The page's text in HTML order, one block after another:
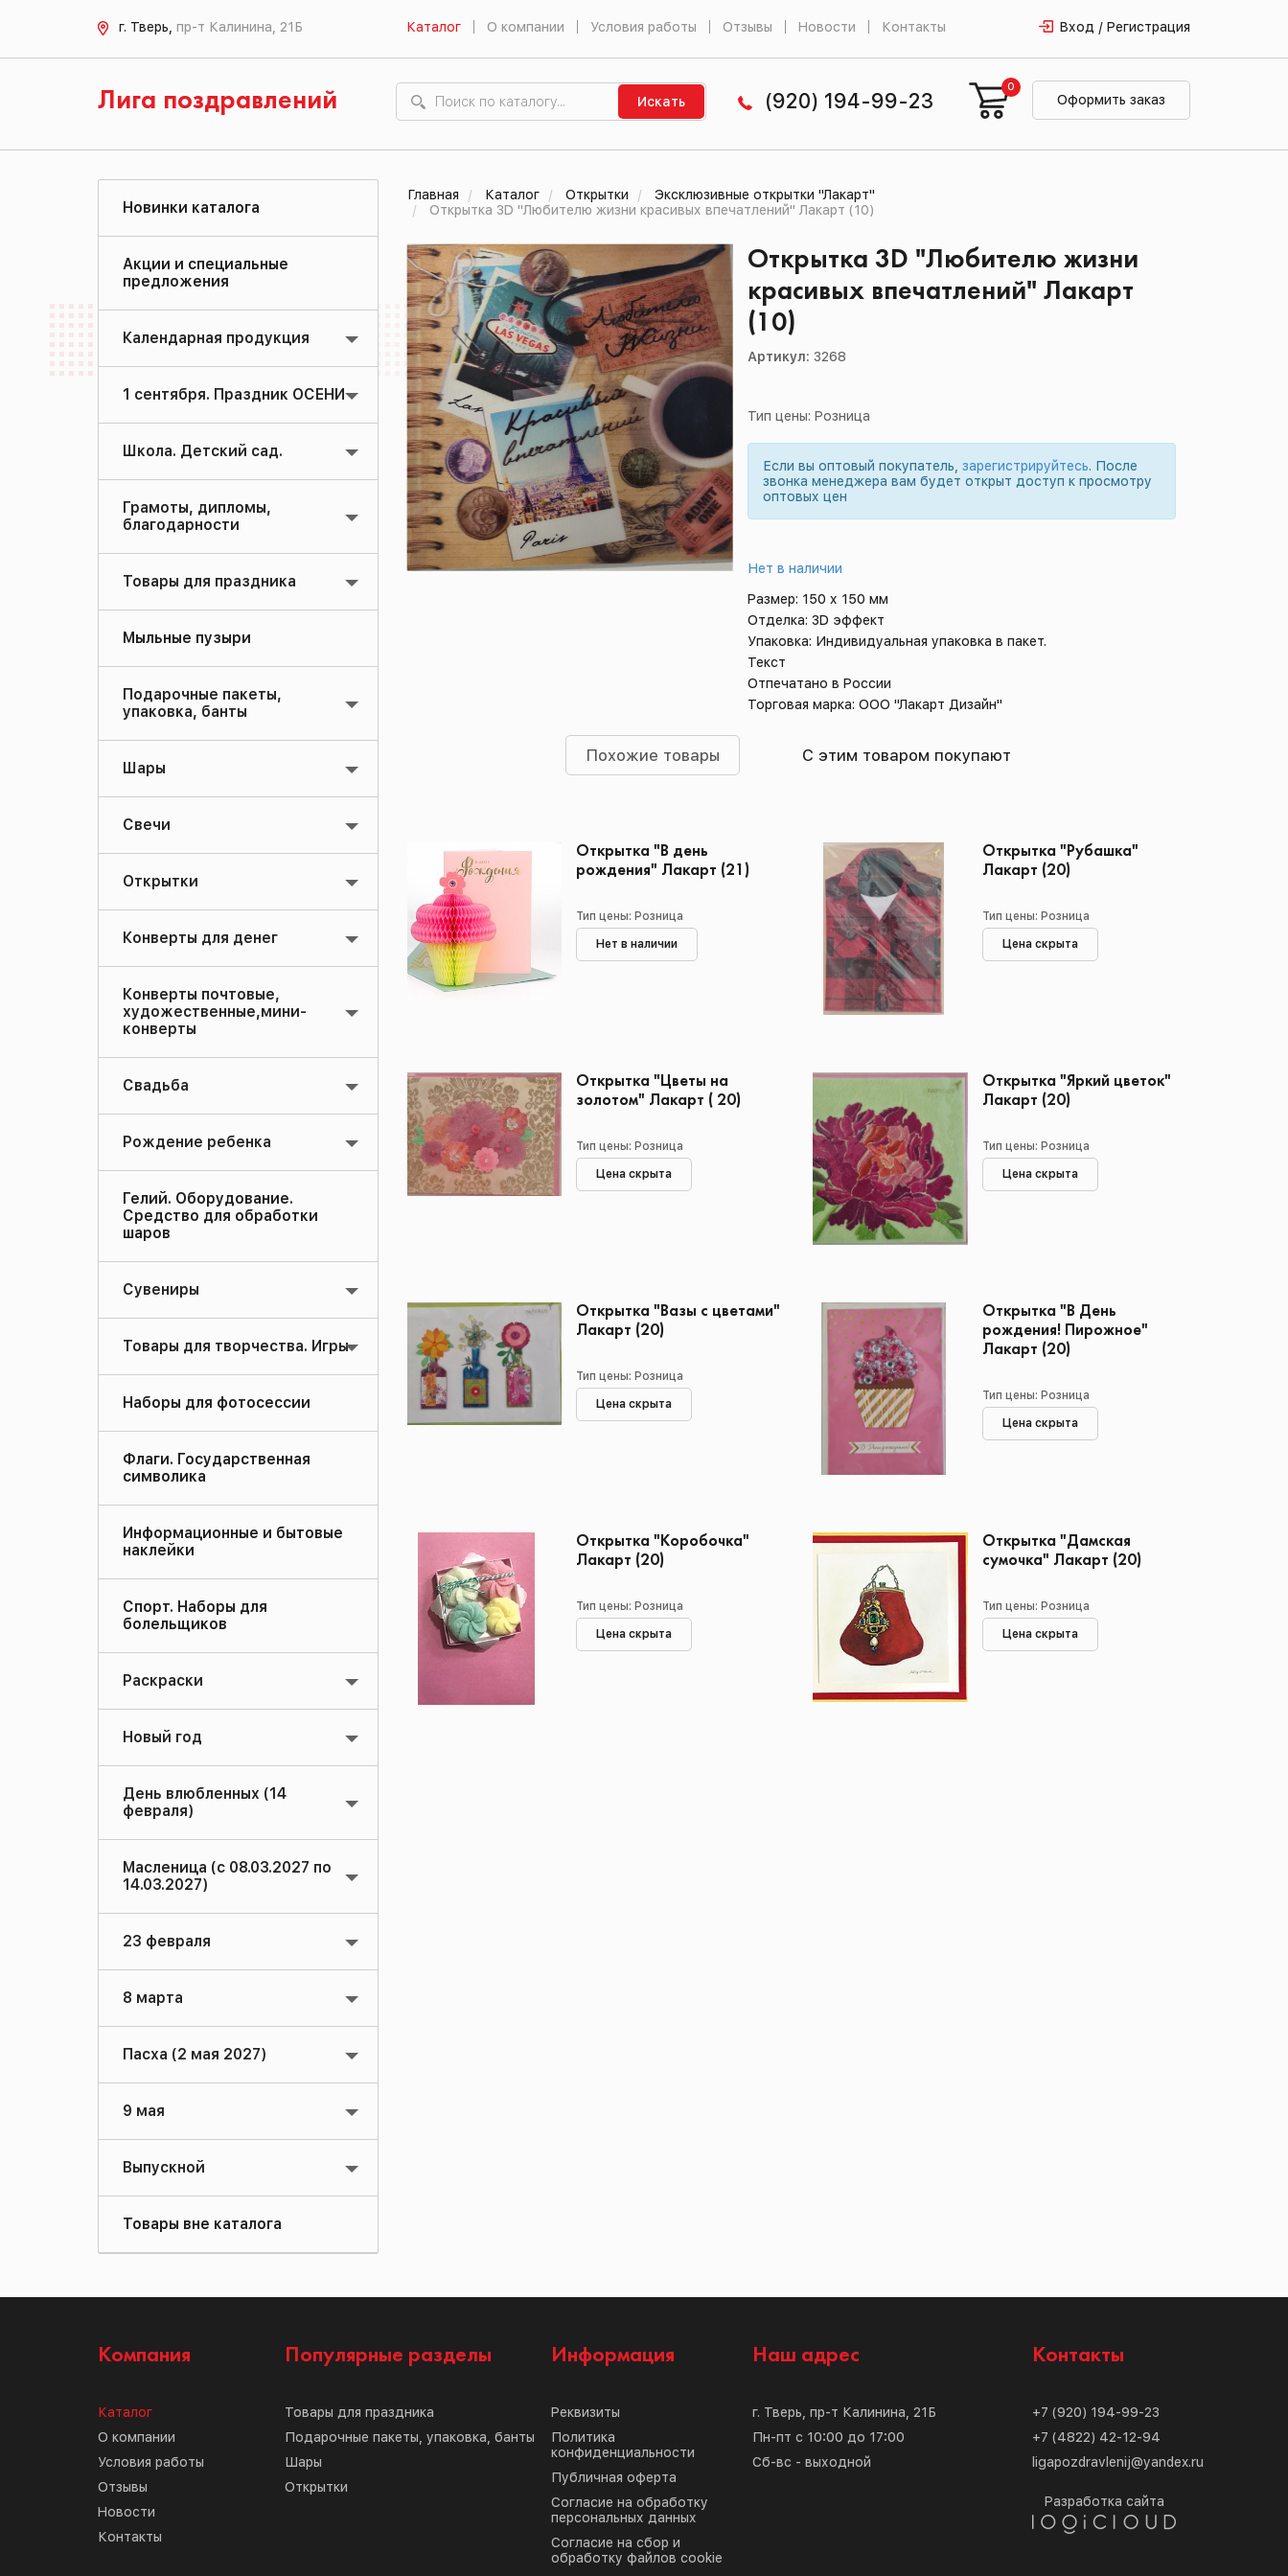
г. Тверь, пр-т Калинина, 21Б Каталог О компании Условия работы Отзывы Новости Контакты Вход / Регистрация
Лига поздравлений Искать (920) 194-99-23 Оформить заказ
0
Новинки каталога
Акции и специальные
предложения
Календарная продукция
1 сентября. Праздник ОСЕНИ
Школа. Детский сад.
Грамоты, дипломы,
благодарности
Товары для праздника
Мыльные пузыри
Подарочные пакеты,
упаковка, банты
Шары
Свечи
Открытки
Конверты для денег
Конверты почтовые,
художественные,мини-
конверты
Свадьба
Рождение ребенка
Гелий. Оборудование.
Средство для обработки
шаров
Сувениры
Товары для творчества. Игры
Наборы для фотосессии
Флаги. Государственная
символика
Информационные и бытовые
наклейки
Спорт. Наборы для
болельщиков
Раскраски
Новый год
День влюбленных (14
февраля)
Масленица (с 08.03.2027 по
14.03.2027)
23 февраля
8 марта
Пасха (2 мая 2027)
9 мая
Выпускной
Товары вне каталога
Главная Каталог Открытки
Эксклюзивные открытки "Лакарт"
Открытка 3D "Любителю жизни красивых впечатлений" Лакарт (10)
Открытка 3D "Любителю жизни
красивых впечатлений" Лакарт
(10)
Артикул:3268
Тип цены: Розница
Если вы оптовый покупатель,зарегистрируйтесь. После
звонка менеджера вам будет открыт доступ к просмотру
оптовых цен
Нет в наличии
Размер: 150 х 150 мм
Отделка: 3D эффект
Упаковка: Индивидуальная упаковка в пакет.
Текст
Отпечатано в России
Торговая марка: ООО "Лакарт Дизайн"
Похожие товары С этим товаром покупают
Открытка "В день
рождения" Лакарт (21)
Тип цены: Розница
Нет в наличии
Открытка "Рубашка"
Лакарт (20)
Тип цены: Розница
Цена скрыта
Открытка "Цветы на
золотом" Лакарт ( 20)
Тип цены: Розница
Цена скрыта
Открытка "Яркий цветок"
Лакарт (20)
Тип цены: Розница
Цена скрыта
Открытка "Вазы с цветами"
Лакарт (20)
Тип цены: Розница
Цена скрыта
Открытка "В День
рождения! Пирожное"
Лакарт (20)
Тип цены: Розница
Цена скрыта
Открытка "Коробочка"
Лакарт (20)
Тип цены: Розница
Цена скрыта
Открытка "Дамская
сумочка" Лакарт (20)
Тип цены: Розница
Цена скрыта
Компания
Каталог
О компании
Условия работы
Отзывы
Новости
Контакты
Популярные разделы
Товары для праздника
Подарочные пакеты, упаковка, банты
Шары
Открытки
Информация
Реквизиты
Политика
конфиденциальности
Публичная оферта
Согласие на обработку
персональных данных
Согласие на сбор и
обработку файлов cookie
Наш адрес
г. Тверь, пр-т Калинина, 21Б
Пн-пт с 10:00 до 17:00
Сб-вс - выходной
Контакты
+7 (920) 194-99-23
+7 (4822) 42-12-94
ligapozdravlenij@yandex.ru
Разработка сайта